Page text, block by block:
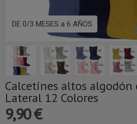
DE 0/3 MESES a 6 AÑOS
Calcetines altos algodón
Lateral 12 Colores
9,90 €